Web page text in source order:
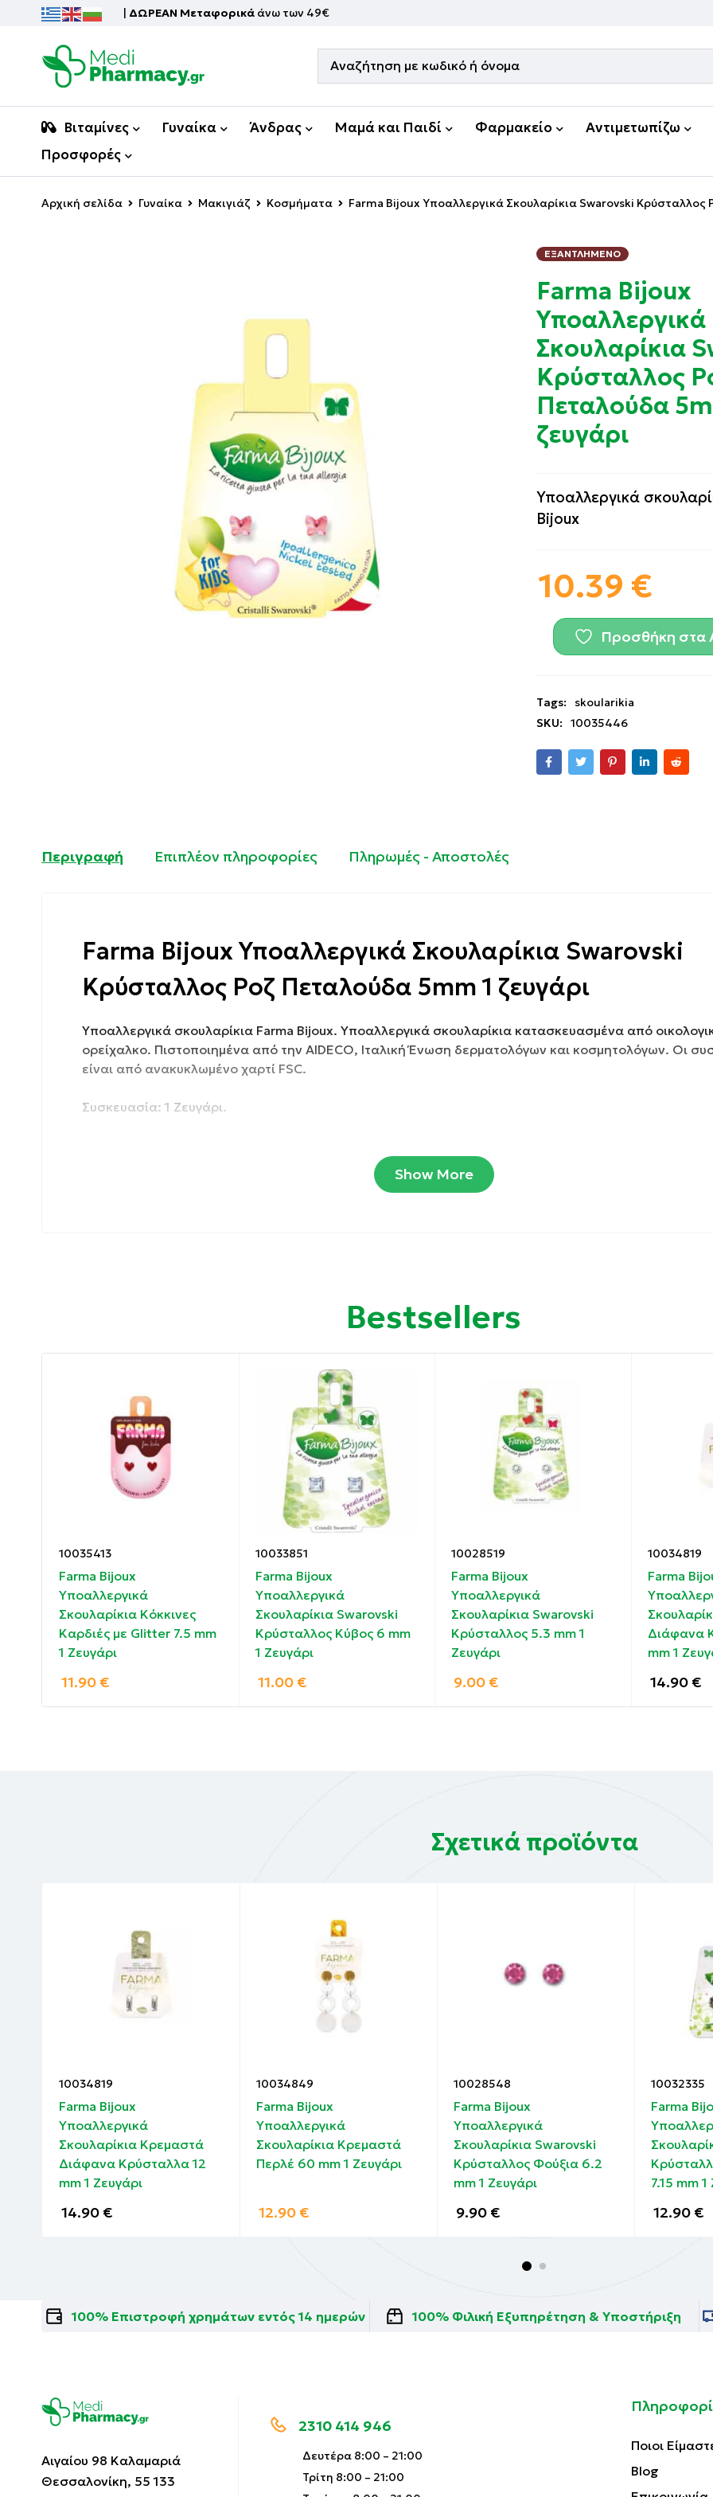
| ΔΩΡΕΑΝ Μεταφορικά άνω των 49€
Βιταμίνες Γυναίκα Άνδρας Μαμά και Παιδί Φαρμακείο Αντιμετωπίζω
Προσφορές
Αρχική σελίδα Γυναίκα Μακιγιάζ Κοσμήματα Farma Bijoux Υποαλλεργικά Σκουλαρίκια Swarovski Κρύσταλλος
ΕΞΑΝΤΛΗΜΈΝΟ
Farma Bijoux
Υποαλλεργικά
Σκουλαρίκια
Κρύσταλλος
Πεταλούδα
ζευγάρι
Υποαλλεργικά
Bijoux
10.39 €
Προσθήκη στα
Tags:
skoularikia
SKU:
10035446
Περιγραφή Επιπλέον πληροφορίες Πληρωμές - Αποστολές
Farma Bijoux Υποαλλεργικά Σκουλαρίκια Swarovski
Κρύσταλλος Ροζ Πεταλούδα 5mm 1 ζευγάρι
Υποαλλεργικά σκουλαρίκια Farma Bijoux. Υποαλλεργικά σκουλαρίκια κατασκευασμένα από
ορείχαλκο. Πιστοποιημένα από την AIDECO, Ιταλική Ένωση δερματολόγων και κοσμητολόγων. Οι
είναι από ανακυκλωμένο χαρτί FSC.
Συσκευασία: 1 Ζευγάρι.
Φορέστε τα σκουλαρίκια στα αυτιά σας.
Συστατικά:
Κατασκευασμένα από οικολογικό ορείχαλκο.
Show More
Bestsellers
10035413
Farma Bijoux
Υποαλλεργικά
Σκουλαρίκια Κόκκινες
Καρδιές με Glitter 7.5 mm
1 Ζευγάρι
11.90 €
10033851
Farma Bijoux
Υποαλλεργικά
Σκουλαρίκια Swarovski
Κρύσταλλος Κύβος 6 mm
1 Ζευγάρι
11.00 €
10028519
Farma Bijoux
Υποαλλεργικά
Σκουλαρίκια Swarovski
Κρύσταλλος 5.3 mm 1
Ζευγάρι
9.00 €
10034819
Farma
Διάφανα
mm 1
14.90 €
Σχετικά προϊόντα
10034819
Farma Bijoux
Υποαλλεργικά
Σκουλαρίκια Κρεμαστά
Διάφανα Κρύσταλλα 12
mm 1 Ζευγάρι
14.90 €
10034849
Farma Bijoux
Υποαλλεργικά
Σκουλαρίκια Κρεμαστά
Περλέ 60 mm 1 Ζευγάρι
12.90 €
10028548
Farma Bijoux
Υποαλλεργικά
Σκουλαρίκια Swarovski
Κρύσταλλος Φούξια 6.2
mm 1 Ζευγάρι
9.90 €
10032335
Farma
7.15 mm 1
12.90 €
100% Επιστροφή χρημάτων εντός 14 ημερών 100% Φιλική Εξυπηρέτηση & Υποστήριξη
Αιγαίου 98 Καλαμαριά
Θεσσαλονίκη, 55 133
2310 414 946
Δευτέρα 8:00 – 21:00
Τρίτη 8:00 – 21:00
Ποιοι
Blog